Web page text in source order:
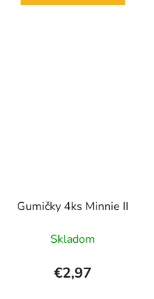
Gumičky 4ks Minnie II
Skladom
€2,97